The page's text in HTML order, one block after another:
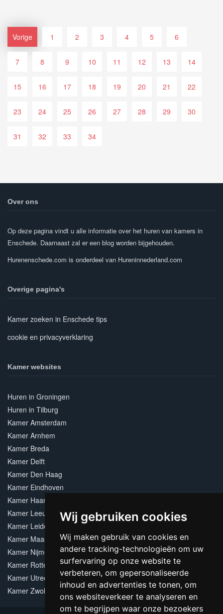
Wij gebruiken cookies
Wij maken gebruik van cookies en
andere tracking-technologieën om uw
surfervaring op onze website te
verbeteren, om gepersonaliseerde
inhoud en advertenties te tonen, om
ons websiteverkeer te analyseren en
om te begrijpen waar onze bezoekers
Vorige 1 2 3 4 5 6
7 8 9 10 11 12 13 14
15 16 17 18 19 20 21 22
23 24 25 26 27 28 29 30
31 32 33 34
Over ons
Op deze pagina vindt u alle informatie over het huren van kamers in
Enschede. Daarnaast zal er een blog worden bijgehouden.
Hurenenschede.com is onderdeel van Hureninnederland.com
Overige pagina's
Kamer zoeken in Enschede tips
cookie en privacyverklaring
Kamer websites
Huren in Groningen
Huren in Tilburg
Kamer Amsterdam
Kamer Arnhem
Kamer Breda
Kamer Delft
Kamer Den Haag
Kamer Eindhoven
Kamer Haarlem
Kamer Leeuwarden
Kamer Leiden
Kamer Maastricht
Kamer Nijmegen
Kamer Rotterdam
Kamer Utrecht
Kamer Zwolle